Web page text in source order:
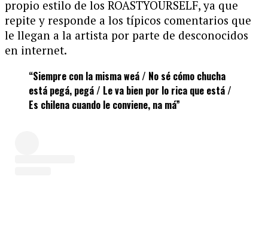
propio estilo de los ROASTYOURSELF, ya que
repite y responde a los típicos comentarios que
le llegan a la artista por parte de desconocidos
en internet.
“Siempre con la misma weá / No sé cómo chucha
está pegá, pegá / Le va bien por lo rica que está /
Es chilena cuando le conviene, na má”